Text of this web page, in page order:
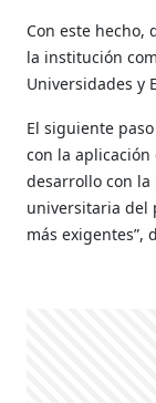
Con este hecho,
la institución
Universidades y
El siguiente
con la
desarrollo con
universitaria del
más exigentes”,